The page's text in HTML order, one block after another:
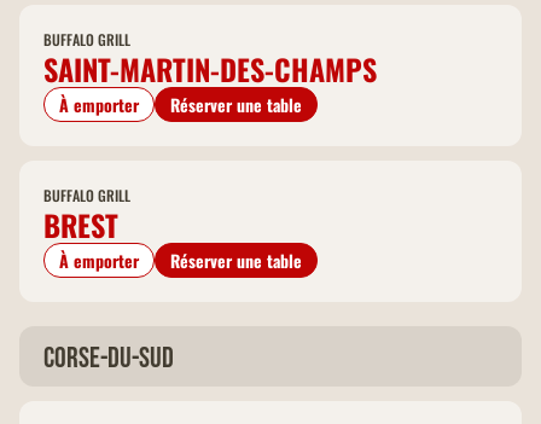
BUFFALO GRILL
SAINT-MARTIN-DES-CHAMPS
À emporter Réserver une table
BUFFALO GRILL
BREST
À emporter Réserver une table
Corse-du-Sud